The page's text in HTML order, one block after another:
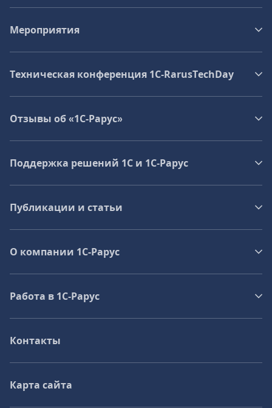
Мероприятия
Техническая конференция 1C‑RarusTechDay
Отзывы об «1С-Рарус»
Поддержка решений 1С и 1С‑Рарус
Публикации и статьи
О компании 1C-Рарус
Работа в 1С‑Рарус
Контакты
Карта сайта